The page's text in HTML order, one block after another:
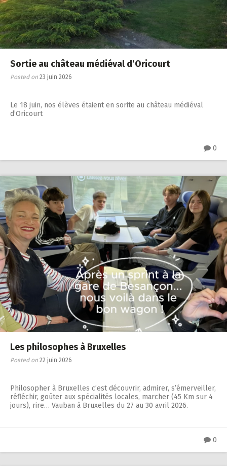
Sortie au château médiéval d’Oricourt
Posted on 23 juin 2026
Le 18 juin, nos élèves étaient en sorite au château médiéval
d’Oricourt
0
Les philosophes à Bruxelles
Posted on 22 juin 2026
Philosopher à Bruxelles c’est découvrir, admirer, s’émerveiller,
réfléchir, goûter aux spécialités locales, marcher (45 Km sur 4
jours), rire… Vauban à Bruxelles du 27 au 30 avril 2026.
0